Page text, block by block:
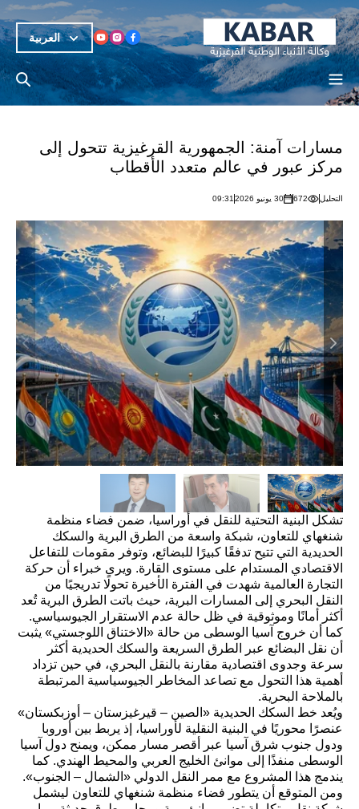
العربية
مسارات آمنة: الجمهورية القرغيزية تتحول إلى
مركز عبور في عالم متعدد الأقطاب
التحليل 672 30 يونيو 2026 09:31
تشكل البنية التحتية للنقل في أوراسيا، ضمن فضاء منظمة
شنغهاي للتعاون، شبكة واسعة من الطرق البرية والسكك
الحديدية التي تتيح تدفقًا كبيرًا للبضائع، وتوفر مقومات للتفاعل
الاقتصادي المستدام على مستوى القارة. ويرى خبراء أن حركة
التجارة العالمية شهدت في الفترة الأخيرة تحولًا تدريجيًا من
النقل البحري إلى المسارات البرية، حيث باتت الطرق البرية تُعد
أكثر أمانًا وموثوقية في ظل حالة عدم الاستقرار الجيوسياسي.
كما أن خروج آسيا الوسطى من حالة «الاختناق اللوجستي» يثبت
أن نقل البضائع عبر الطرق السريعة والسكك الحديدية أكثر
سرعة وجدوى اقتصادية مقارنة بالنقل البحري، في حين تزداد
أهمية هذا التحول مع تصاعد المخاطر الجيوسياسية المرتبطة
بالملاحة البحرية.
ويُعد خط السكك الحديدية «الصين – قيرغيزستان – أوزبكستان»
عنصرًا محوريًا في البنية النقلية لأوراسيا، إذ يربط بين أوروبا
ودول جنوب شرق آسيا عبر أقصر مسار ممكن، ويمنح دول آسيا
الوسطى منفذًا إلى موانئ الخليج العربي والمحيط الهندي. كما
يندمج هذا المشروع مع ممر النقل الدولي «الشمال – الجنوب».
ومن المتوقع أن يتطور فضاء منظمة شنغهاي للتعاون ليشمل